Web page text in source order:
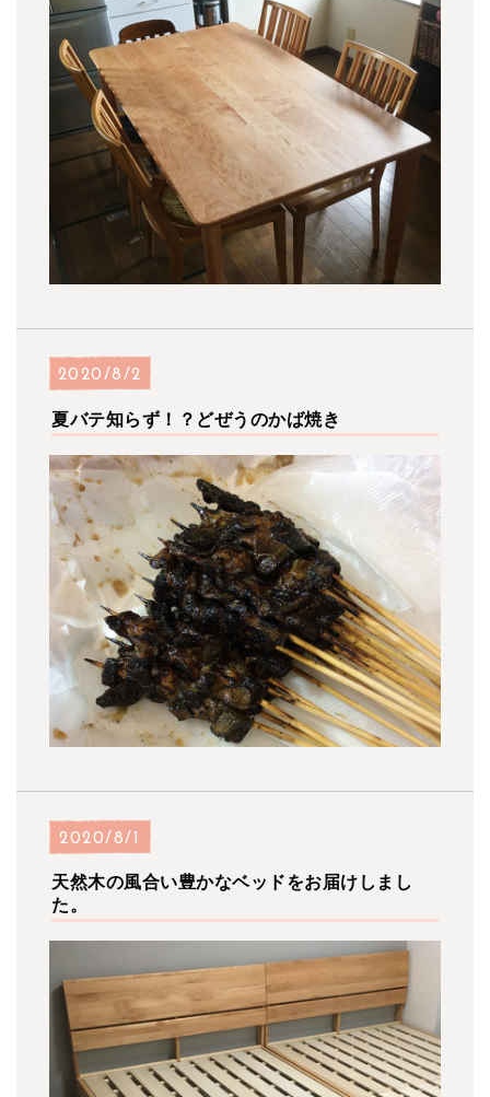
2020/8/2
夏バテ知らず！？どぜうのかば焼き
2020/8/1
天然木の風合い豊かなベッドをお届けしまし
た。